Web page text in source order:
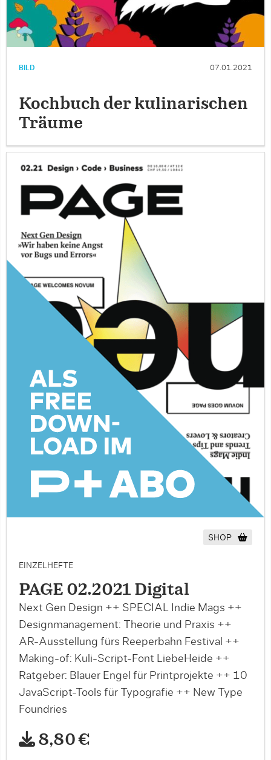
BILD 07.01.2021
Kochbuch der kulinarischen
Träume
SHOP
EINZELHEFTE
PAGE 02.2021 Digital
Next Gen Design ++ SPECIAL Indie Mags ++
Designmanagement: Theorie und Praxis ++
AR-Ausstellung fürs Reeperbahn Festival ++
Making-of: Kuli-Script-Font LiebeHeide ++
Ratgeber: Blauer Engel für Printprojekte ++ 10
JavaScript-Tools für Typografie ++ New Type
Foundries
8,80 €